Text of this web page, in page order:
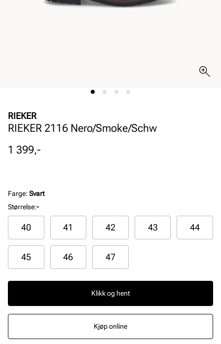
RIEKER
RIEKER 2116 Nero/Smoke/Schw
Pris
1 399,-
Farge: Svart
Størrelse:-
40 41 42 43 44
45 46 47
Klikk og hent
Kjøp online